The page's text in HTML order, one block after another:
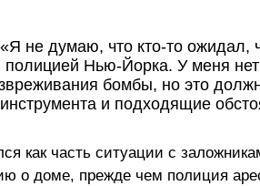
не думаю, что кто-то ожидал,
полицией Нью-Йорка. У меня
бомбы, но это
и подходящие
как часть ситуации с
о доме, прежде чем полиция